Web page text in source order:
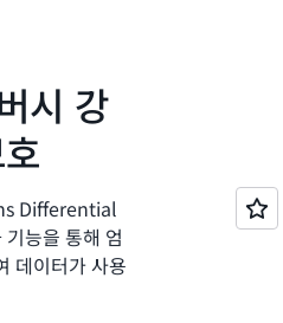
시 강
Differential
능을 통해 엄
데이터가 사용